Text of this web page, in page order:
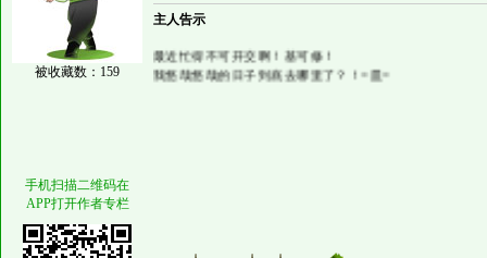
被收藏数：159
主人告示
最近忙得不可开交啊！基可修！
我悠哉悠哉的日子到底去哪里了？！=皿=
手机扫描二维码在
APP打开作者专栏